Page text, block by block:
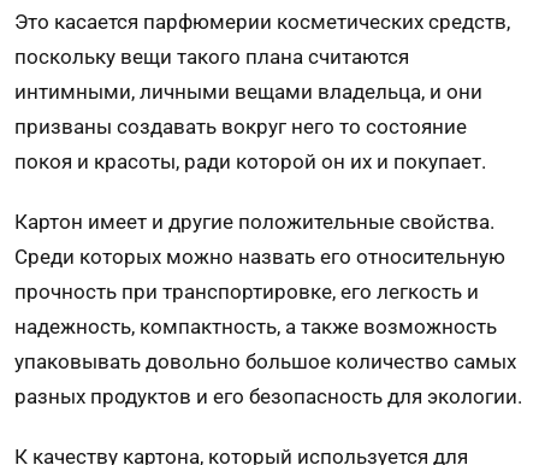
Это касается парфюмерии косметических средств,
поскольку вещи такого плана считаются
интимными, личными вещами владельца, и они
призваны создавать вокруг него то состояние
покоя и красоты, ради которой он их и покупает.
Картон имеет и другие положительные свойства.
Среди которых можно назвать его относительную
прочность при транспортировке, его легкость и
надежность, компактность, а также возможность
упаковывать довольно большое количество самых
разных продуктов и его безопасность для экологии.
К качеству картона, который используется для